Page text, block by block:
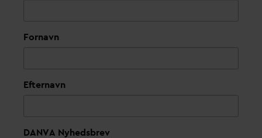
Fornavn
Efternavn
DANVA Nyhedsbrev